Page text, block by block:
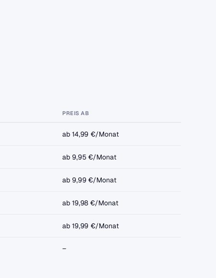
PREIS AB
ab 14,99 €/Monat
ab 9,95 €/Monat
ab 9,99 €/Monat
ab 19,98 €/Monat
ab 19,99 €/Monat
–